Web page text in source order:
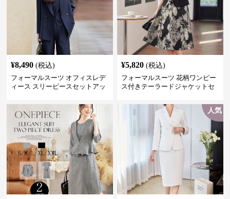
¥8,490 (税込)
フォーマルスーツ オフィスレデ
ィース スリーピースセットアッ
¥5,820 (税込)
フォーマルスーツ 花柄ワンピー
ス付きテーラードジャケットセ
人気